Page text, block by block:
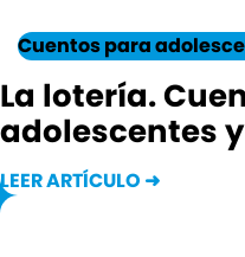
Cuentos para
La lotería.
adolescentes
LEER ARTÍCULO ➜